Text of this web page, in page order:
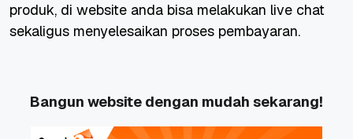
produk, di website anda bisa melakukan live chat
sekaligus menyelesaikan proses pembayaran.
Bangun website dengan mudah sekarang!